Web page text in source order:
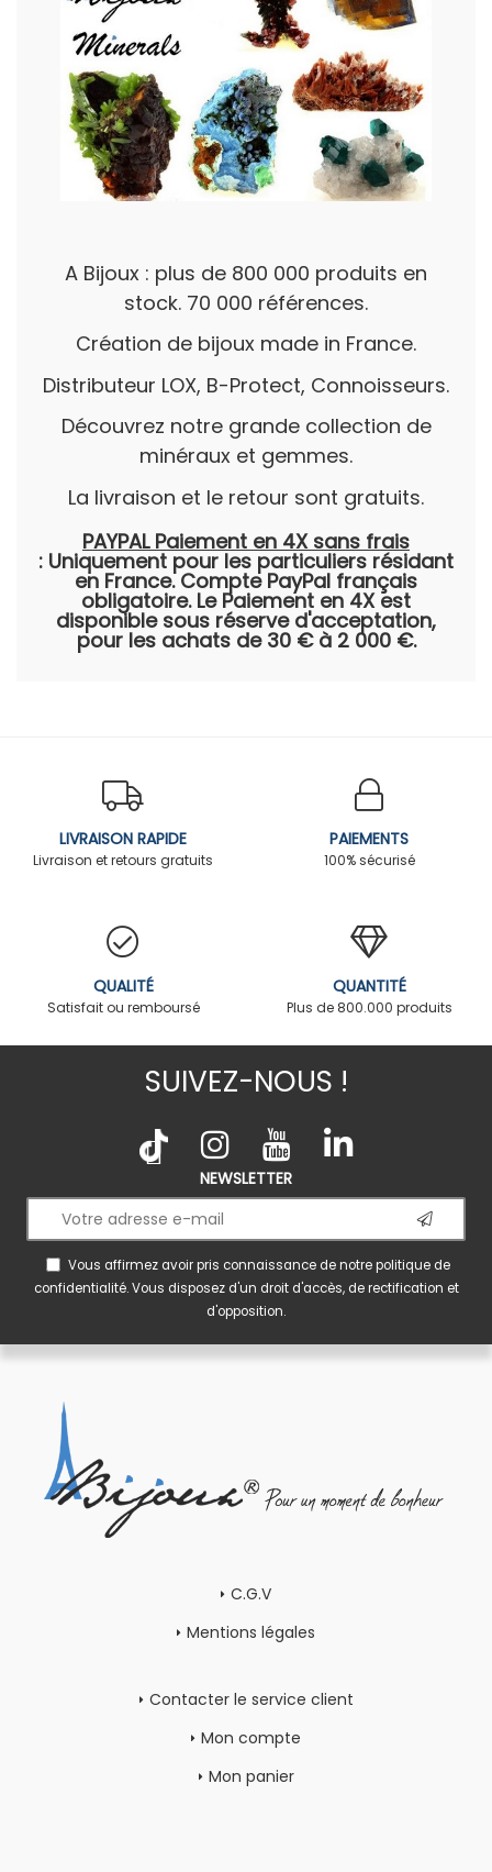
A Bijoux : plus de 800 000 produits en
stock. 70 000 références.
Création de bijoux made in France.
Distributeur LOX, B-Protect, Connoisseurs.
Découvrez notre grande collection de
minéraux et gemmes.
La livraison et le retour sont gratuits.
PAYPAL Paiement en 4X sans frais
: Uniquement pour les particuliers résidant
en France. Compte PayPal français
obligatoire. Le Paiement en 4X est
disponible sous réserve d'acceptation,
pour les achats de 30 € à 2 000 €.
LIVRAISON RAPIDE
Livraison et retours gratuits
PAIEMENTS
100% sécurisé
QUALITÉ
Satisfait ou remboursé
QUANTITÉ
Plus de 800.000 produits
SUIVEZ-NOUS !
NEWSLETTER
Vous affirmez avoir pris connaissance de notrepolitique de
confidentialité. Vous disposez d'un droit d'accès, de rectification et
d'opposition.
C.G.V
Mentions légales
Contacter le service client
Mon compte
Mon panier